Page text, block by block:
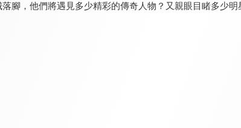
腳，他們將遇見多少精彩的傳奇人物？又親眼目睹多少